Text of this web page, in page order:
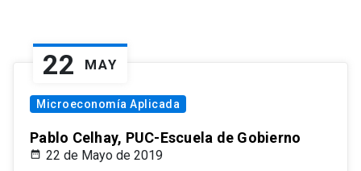
22 MAY
Microeconomía Aplicada
Pablo Celhay, PUC-Escuela de Gobierno
22 de Mayo de 2019